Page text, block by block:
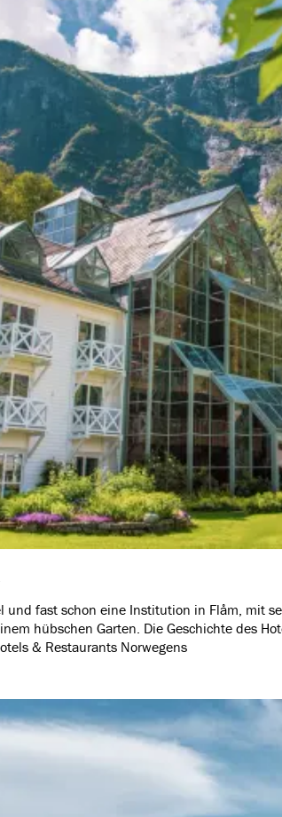
und fast schon eine Institution in Flåm, mit
hübschen Garten. Die Geschichte des
& Restaurants Norwegens